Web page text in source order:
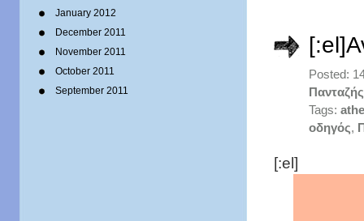
January 2012
December 2011
November 2011
October 2011
September 2011
Posted:
Tags:
οδηγός,
[:el]